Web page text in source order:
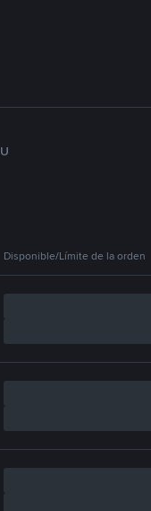
U
Disponible/Límite de la orden